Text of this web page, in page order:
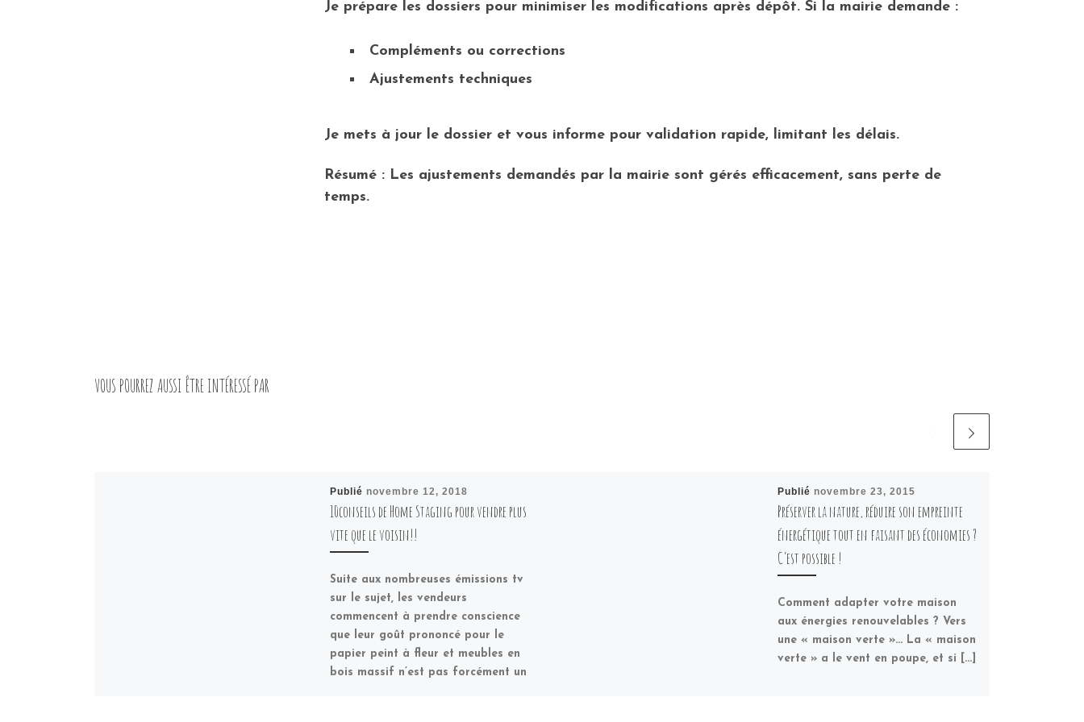
Je prépare les dossiers pour minimiser les modifications après dépôt. Si la mairie demande :
Compléments ou corrections
Ajustements techniques
Je mets à jour le dossier et vous informe pour validation rapide, limitant les délais.
Résumé : Les ajustements demandés par la mairie sont gérés efficacement, sans perte de
temps.
VOUS POURREZ AUSSI ÊTRE INTÉRESSÉ PAR
Publié novembre 12, 2018
10conseils de Home Staging pour vendre plus
vite que le voisin!!
Suite aux nombreuses émissions tv
sur le sujet, les vendeurs
commencent à prendre conscience
que leur goût prononcé pour le
papier peint à fleur et meubles en
bois massif n’est pas forcément un
Publié novembre 23, 2015
Préserver la nature, réduire son empreinte
énergétique tout en faisant des économies ?
C’est possible !
Comment adapter votre maison
aux énergies renouvelables ? Vers
une « maison verte »… La « maison
verte » a le vent en poupe, et si […]